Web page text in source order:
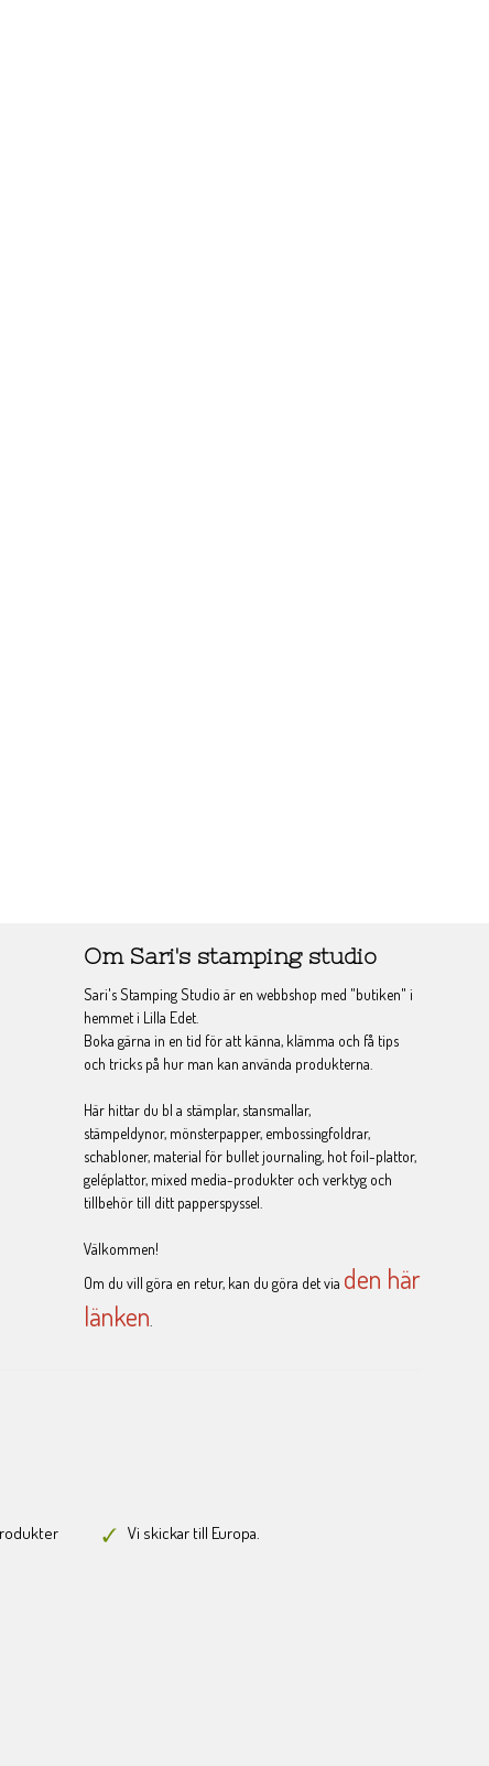
Om Sari's stamping studio
Sari's Stamping Studio är en webbshop med "butiken" i
hemmet i Lilla Edet.
Boka gärna in en tid för att känna, klämma och få tips
och tricks på hur man kan använda produkterna.
Här hittar du bl a stämplar, stansmallar,
stämpeldynor, mönsterpapper, embossingfoldrar,
schabloner, material för bullet journaling, hot foil-plattor,
geléplattor, mixed media-produkter och verktyg och
tillbehör till ditt papperspyssel.
Välkommen!
Om du vill göra en retur, kan du göra det via den här
länken
Vi skickar till Europa.